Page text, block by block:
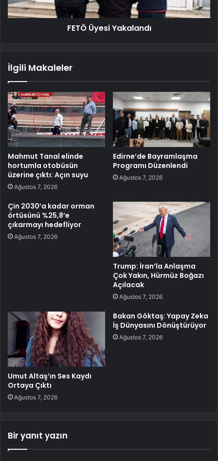
FETÖ Üyesi Yakalandı
İlgili Makaleler
Mahmut Tanal elinde
hortumla otobüsün
üzerine çıktı: Açın suyu
Ağustos 7, 2026
Edirne’de Bayramlaşma
Programı Düzenlendi
Ağustos 7, 2026
Çin 2030’a kadar orman
örtüsünü %25,8’e
çıkarmayı hedefliyor
Ağustos 7, 2026
Trump: İran’la Anlaşma
Çok Yakın, Hürmüz Boğazı
Açılacak
Ağustos 7, 2026
Umut Altaş’ın Ses Kaydı
Ortaya Çıktı
Ağustos 7, 2026
Bakan Göktaş: Yapay Zeka
İş Dünyasını Dönüştürüyor
Ağustos 7, 2026
Bir yanıt yazın